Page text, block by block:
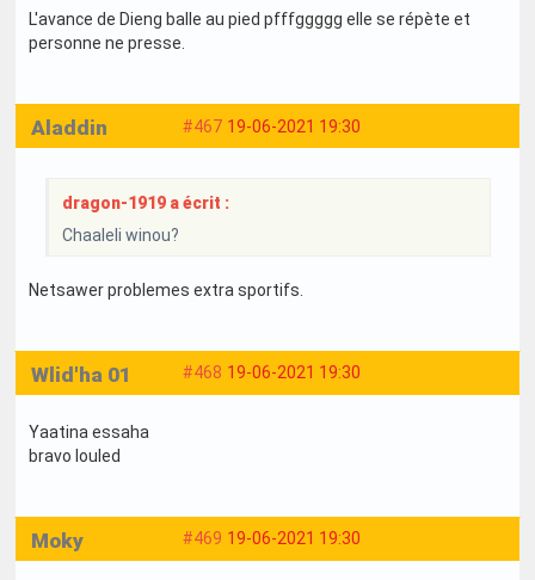
L'avance de Dieng balle au pied pfffggggg elle se répète et
personne ne presse.
#467 19-06-2021 19:30
Aladdin
dragon-1919 a écrit :
Chaaleli winou?
Netsawer problemes extra sportifs.
#468 19-06-2021 19:30
Wlid'ha 01
Yaatina essaha
bravo louled
#469 19-06-2021 19:30
Moky